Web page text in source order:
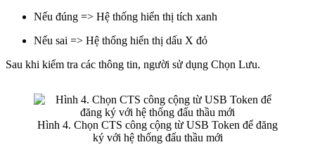
Nếu đúng => Hệ thống hiển thị tích xanh
Nếu sai => Hệ thống hiển thị dấu X đỏ
Sau khi kiểm tra các thông tin, người sử dụng Chọn Lưu.
Hình 4. Chọn CTS công cộng từ USB Token để đăng
ký với hệ thống đấu thầu mới